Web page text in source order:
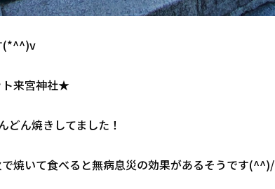
(*^^)v
ト来宮神社★
どん焼きしてました！
焼いて食べると無病息災の効果があるそうです(^^)/